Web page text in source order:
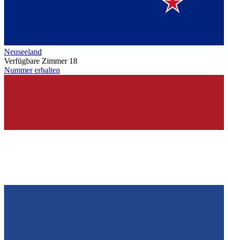
Neuseeland
Verfügbare Zimmer 18
Nummer erhalten